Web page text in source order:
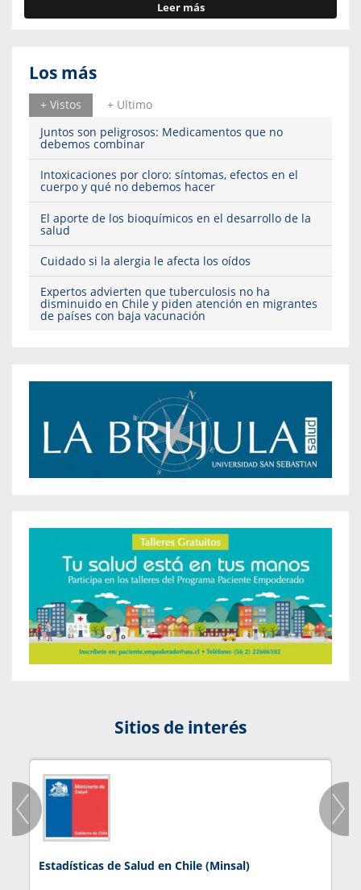
Leer más
Los más
+ Vistos
+ Ultimo
Juntos son peligrosos: Medicamentos que no
debemos combinar
Intoxicaciones por cloro: síntomas, efectos en el
cuerpo y qué no debemos hacer
El aporte de los bioquímicos en el desarrollo de la
salud
Cuidado si la alergia le afecta los oídos
Expertos advierten que tuberculosis no ha
disminuido en Chile y piden atención en migrantes
de países con baja vacunación
Sitios de interés
Estadísticas de Salud en Chile (Minsal)